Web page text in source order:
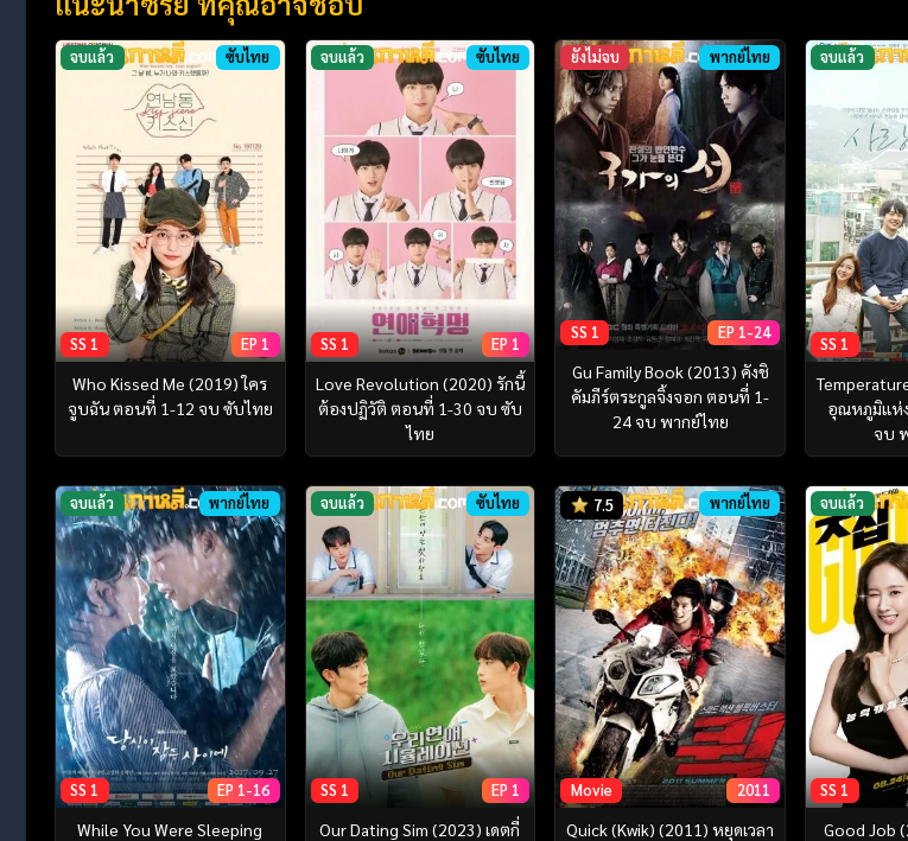
จบแล้ว ซับไทย
SS 1 EP 1
Who Kissed Me (2019) ใคร
จูบฉัน ตอนที่ 1-12 จบ ซับไทย
จบแล้ว ซับไทย
SS 1 EP 1
Love Revolution (2020) รักนี้
ต้องปฏิวัติ ตอนที่ 1-30 จบ ซับ
ไทย
ยังไม่จบ พากย์ไทย
SS 1 EP 1-24
Gu Family Book (2013) คังชิ
คัมภีร์ตระกูลจิ้งจอก ตอนที่ 1-
24 จบ พากย์ไทย
จบแล้ว
SS 1
อุณหภูมิแห่
จบ
จบแล้ว พากย์ไทย
SS 1 EP 1-16
While You Were Sleeping
จบแล้ว ซับไทย
SS 1 EP 1
Our Dating Sim (2023) เดตกี่
7.5 พากย์ไทย
Movie 2011
Quick (Kwik) (2011) หยุดเวลา
จบแล้ว
SS 1
Good Job